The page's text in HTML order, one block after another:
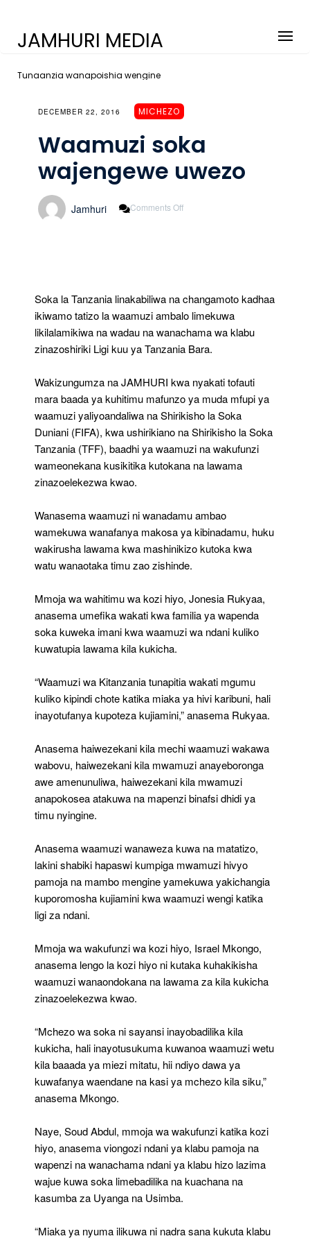
JAMHURI MEDIA
Tunaanzia wanapoishia wengine
DECEMBER 22, 2016 MICHEZO
Waamuzi soka
wajengewe uwezo
Jamhuri Comments Off
Soka la Tanzania linakabiliwa na changamoto kadhaa
ikiwamo tatizo la waamuzi ambalo limekuwa
likilalamikiwa na wadau na wanachama wa klabu
zinazoshiriki Ligi kuu ya Tanzania Bara.
Wakizungumza na JAMHURI kwa nyakati tofauti
mara baada ya kuhitimu mafunzo ya muda mfupi ya
waamuzi yaliyoandaliwa na Shirikisho la Soka
Duniani (FIFA), kwa ushirikiano na Shirikisho la Soka
Tanzania (TFF), baadhi ya waamuzi na wakufunzi
wameonekana kusikitika kutokana na lawama
zinazoelekezwa kwao.
Wanasema waamuzi ni wanadamu ambao
wamekuwa wanafanya makosa ya kibinadamu, huku
wakirusha lawama kwa mashinikizo kutoka kwa
watu wanaotaka timu zao zishinde.
Mmoja wa wahitimu wa kozi hiyo, Jonesia Rukyaa,
anasema umefika wakati kwa familia ya wapenda
soka kuweka imani kwa waamuzi wa ndani kuliko
kuwatupia lawama kila kukicha.
“Waamuzi wa Kitanzania tunapitia wakati mgumu
kuliko kipindi chote katika miaka ya hivi karibuni, hali
inayotufanya kupoteza kujiamini,” anasema Rukyaa.
Anasema haiwezekani kila mechi waamuzi wakawa
wabovu, haiwezekani kila mwamuzi anayeboronga
awe amenunuliwa, haiwezekani kila mwamuzi
anapokosea atakuwa na mapenzi binafsi dhidi ya
timu nyingine.
Anasema waamuzi wanaweza kuwa na matatizo,
lakini shabiki hapaswi kumpiga mwamuzi hivyo
pamoja na mambo mengine yamekuwa yakichangia
kuporomosha kujiamini kwa waamuzi wengi katika
ligi za ndani.
Mmoja wa wakufunzi wa kozi hiyo, Israel Mkongo,
anasema lengo la kozi hiyo ni kutaka kuhakikisha
waamuzi wanaondokana na lawama za kila kukicha
zinazoelekezwa kwao.
“Mchezo wa soka ni sayansi inayobadilika kila
kukicha, hali inayotusukuma kuwanoa waamuzi wetu
kila baaada ya miezi mitatu, hii ndiyo dawa ya
kuwafanya waendane na kasi ya mchezo kila siku,”
anasema Mkongo.
Naye, Soud Abdul, mmoja wa wakufunzi katika kozi
hiyo, anasema viongozi ndani ya klabu pamoja na
wapenzi na wanachama ndani ya klabu hizo lazima
wajue kuwa soka limebadilika na kuachana na
kasumba za Uyanga na Usimba.
“Miaka ya nyuma ilikuwa ni nadra sana kukuta klabu